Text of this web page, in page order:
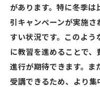
があります。特に冬季は
引キャンペーンが実施
すい状況です。このよう
に教習を進めることで
進行が期待できます。ま
受講できるため、より